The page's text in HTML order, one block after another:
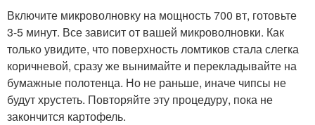
Включите микроволновку на мощность 700 вт, готовьте
3-5 минут. Все зависит от вашей микроволновки. Как
только увидите, что поверхность ломтиков стала слегка
коричневой, сразу же вынимайте и перекладывайте на
бумажные полотенца. Но не раньше, иначе чипсы не
будут хрустеть. Повторяйте эту процедуру, пока не
закончится картофель.